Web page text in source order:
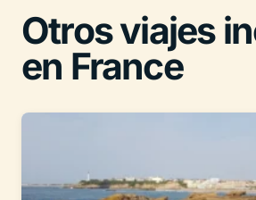
Otros viajes
en France